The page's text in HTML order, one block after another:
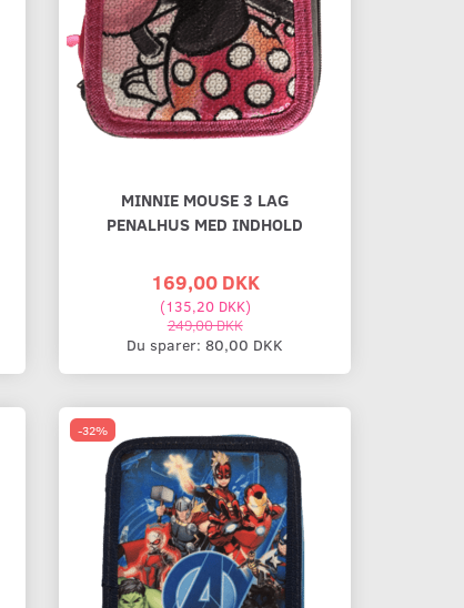
MINNIE MOUSE 3 LAG
PENALHUS MED INDHOLD
169,00 DKK
(135,20 DKK)
249,00 DKK
Du sparer:80,00 DKK
-32%